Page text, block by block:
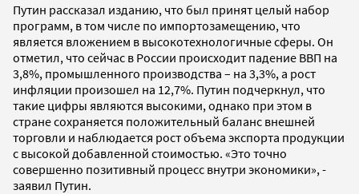
Путин рассказал изданию, что был принят целый набор
программ, в том числе по импортозамещению, что
является вложением в высокотехнологичные сферы. Он
отметил, что сейчас в России происходит падение ВВП на
3,8%, промышленного производства – на 3,3%, а рост
инфляции произошел на 12,7%. Путин подчеркнул, что
такие цифры являются высокими, однако при этом в
стране сохраняется положительный баланс внешней
торговли и наблюдается рост объема экспорта продукции
с высокой добавленной стоимостью. «Это точно
совершенно позитивный процесс внутри экономики», -
заявил Путин.